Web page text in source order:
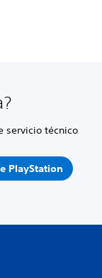
servicio técnico
PlayStation